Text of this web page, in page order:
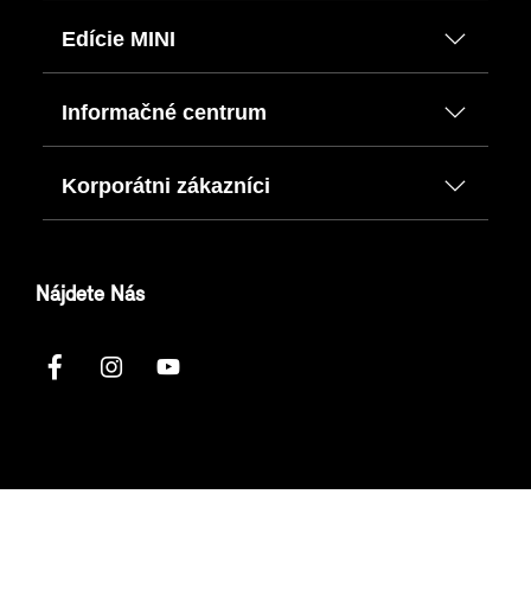
Edície MINI
Informačné centrum
Korporátni zákazníci
Nájdete Nás